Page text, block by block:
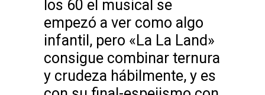
los 60 el musical se
empezó a ver como algo
infantil, pero «La La Land»
consigue combinar ternura
y crudeza hábilmente, y es